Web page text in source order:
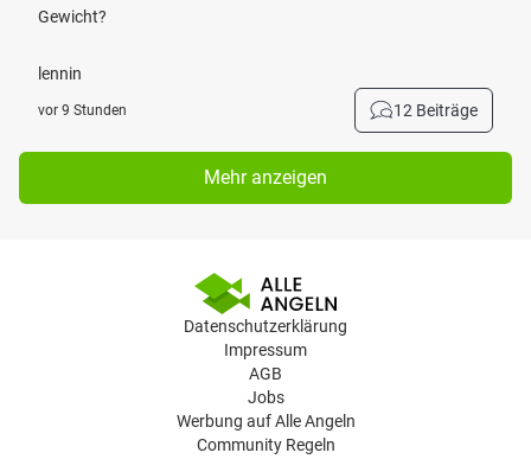
Gewicht?
lennin
vor 9 Stunden 12 Beiträge
Mehr anzeigen
Datenschutzerklärung
Impressum
AGB
Jobs
Werbung auf Alle Angeln
Community Regeln